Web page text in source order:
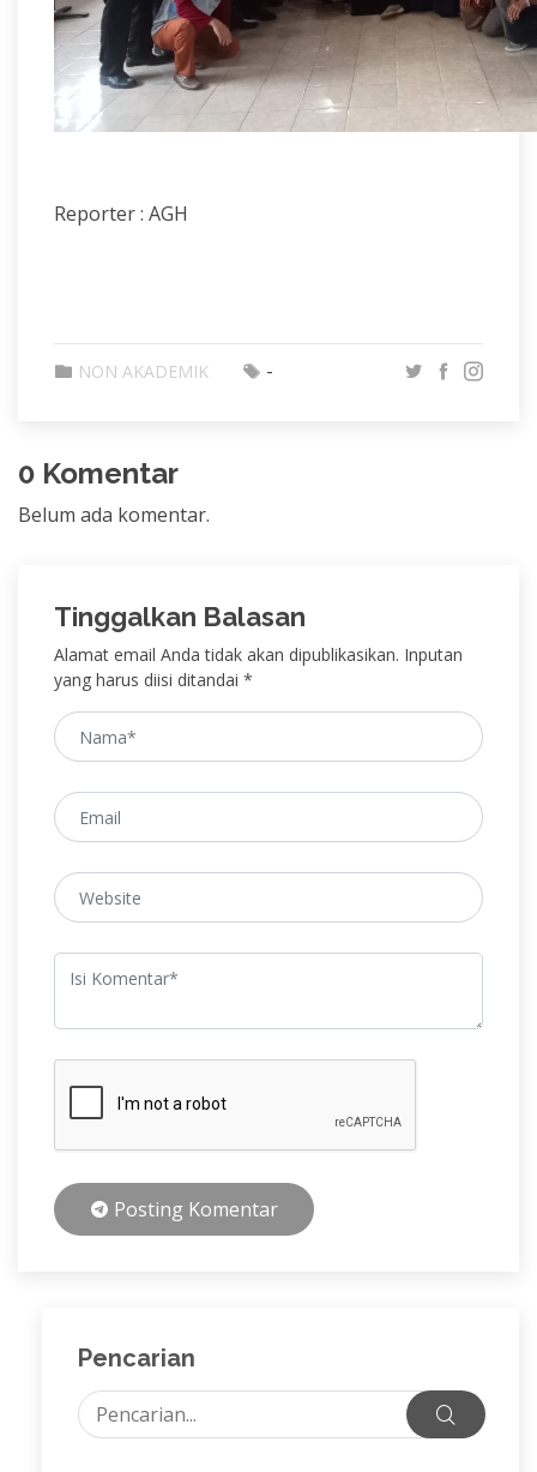
Reporter : AGH
NON AKADEMIK -
0 Komentar
Belum ada komentar.
Tinggalkan Balasan
Alamat email Anda tidak akan dipublikasikan. Inputan
yang harus diisi ditandai *
Posting Komentar
Pencarian